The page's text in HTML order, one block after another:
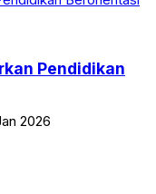
Pendidikan
2026